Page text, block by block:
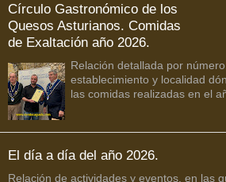
Círculo Gastronómico de los
Quesos Asturianos. Comidas
de Exaltación año 2026.
Relación detallada por
establecimiento y localidad
las comidas realizadas en el
El día a día del año 2026.
Relación de actividades y eventos, en las